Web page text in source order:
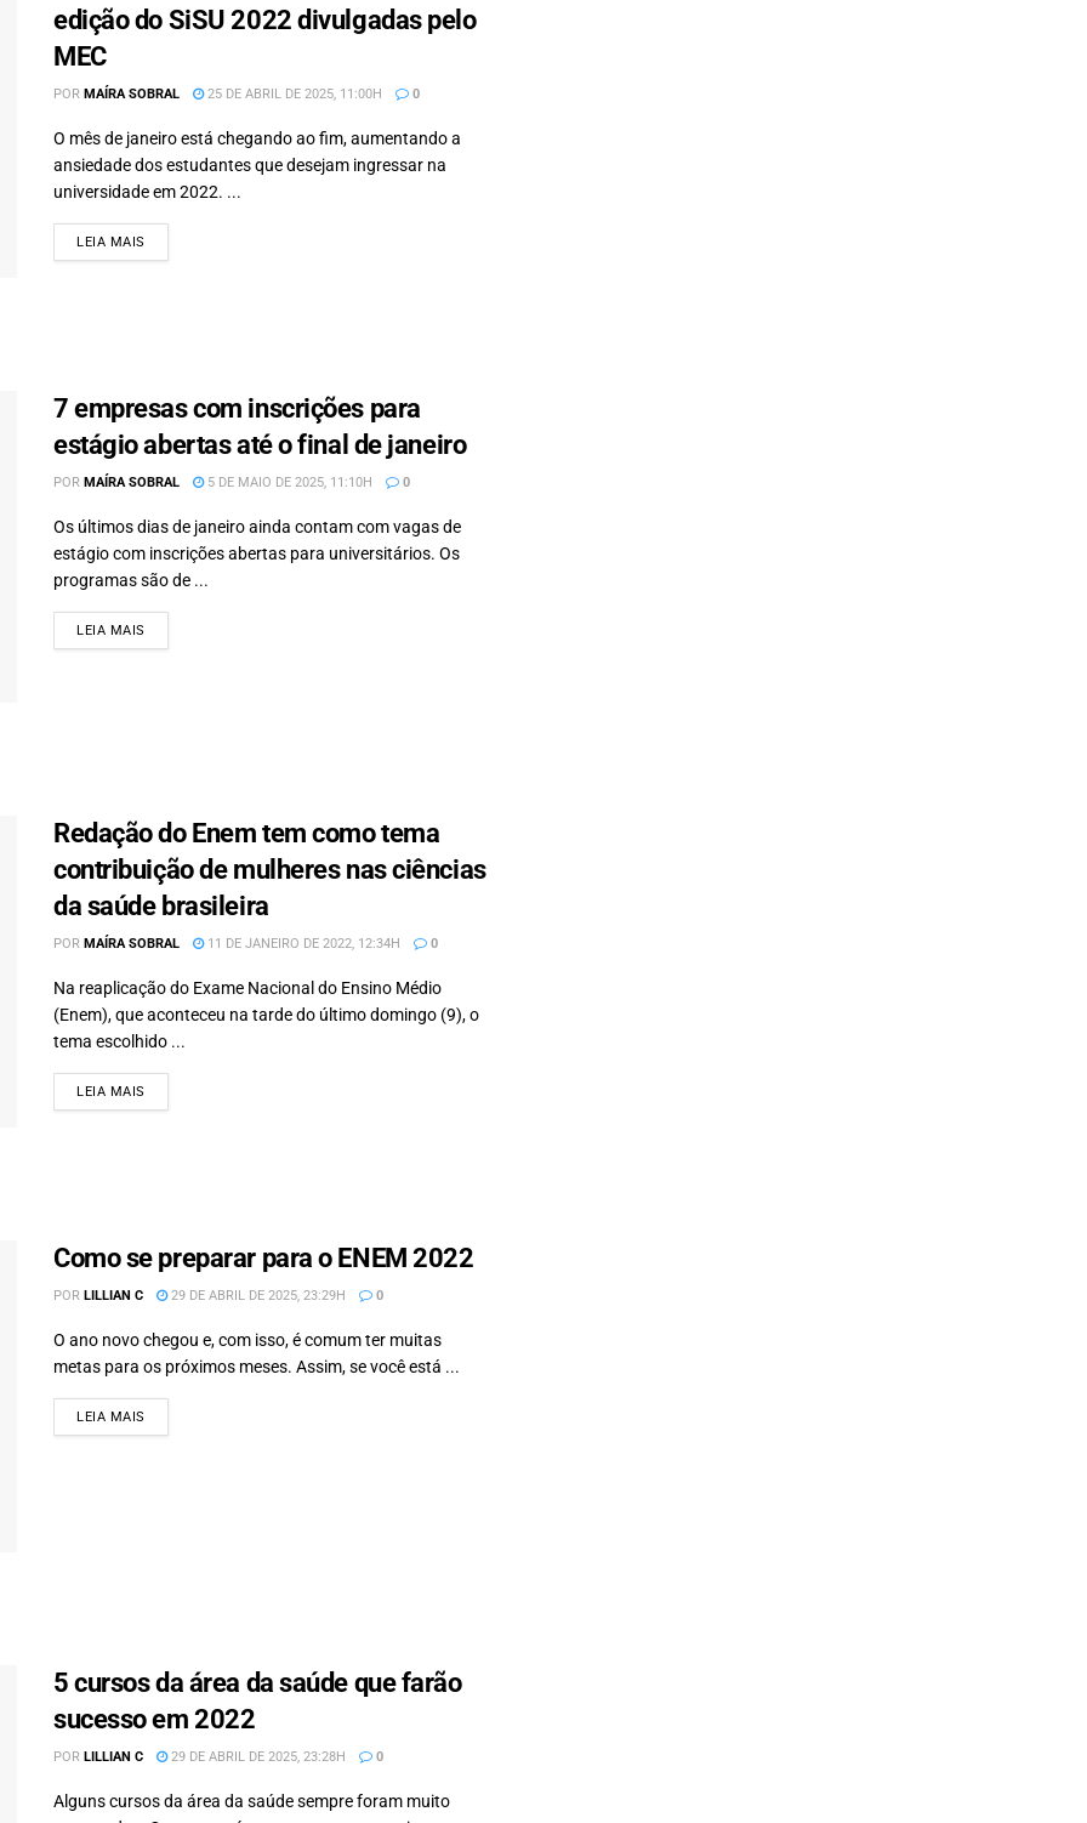
edição do SiSU 2022 divulgadas pelo
MEC
POR MAÍRA SOBRAL 25 DE ABRIL DE 2025, 11:00H 0
O mês de janeiro está chegando ao fim, aumentando a
ansiedade dos estudantes que desejam ingressar na
universidade em 2022. ...
LEIA MAIS
7 empresas com inscrições para
estágio abertas até o final de janeiro
POR MAÍRA SOBRAL 5 DE MAIO DE 2025, 11:10H 0
Os últimos dias de janeiro ainda contam com vagas de
estágio com inscrições abertas para universitários. Os
programas são de ...
LEIA MAIS
Redação do Enem tem como tema
contribuição de mulheres nas ciências
da saúde brasileira
POR MAÍRA SOBRAL 11 DE JANEIRO DE 2022, 12:34H 0
Na reaplicação do Exame Nacional do Ensino Médio
(Enem), que aconteceu na tarde do último domingo (9), o
tema escolhido ...
LEIA MAIS
Como se preparar para o ENEM 2022
POR LILLIAN C 29 DE ABRIL DE 2025, 23:29H 0
O ano novo chegou e, com isso, é comum ter muitas
metas para os próximos meses. Assim, se você está ...
LEIA MAIS
5 cursos da área da saúde que farão
sucesso em 2022
POR LILLIAN C 29 DE ABRIL DE 2025, 23:28H 0
Alguns cursos da área da saúde sempre foram muito